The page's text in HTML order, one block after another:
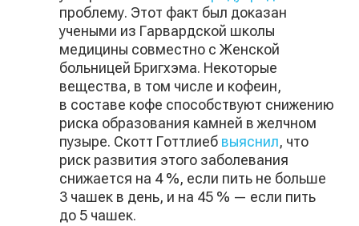
проблему. Этот факт был доказан
учеными из Гарвардской школы
медицины совместно с Женской
больницей Бригхэма. Некоторые
вещества, в том числе и кофеин,
в составе кофе способствуют снижению
риска образования камней в желчном
пузыре. Скотт Готтлиеб выяснил, что
риск развития этого заболевания
снижается на 4 %, если пить не больше
3 чашек в день, и на 45 % — если пить
до 5 чашек.